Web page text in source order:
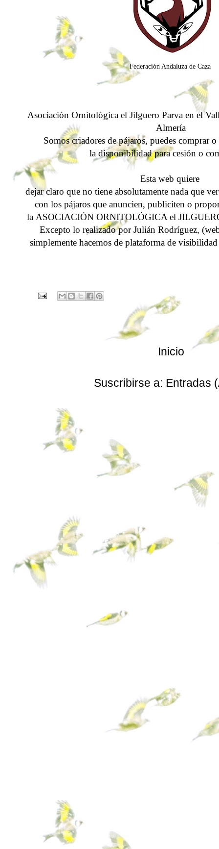
Federación Andaluza de Caza
Asociación Ornitológica el Jilguero Parva en el
Almería
Somos criadores de pájaros, puedes comprar
ladisponibilidad para cesión o
Esta web quiere
dejar claro que no tiene absolutamente nada que
con los pájaros que anuncien, publiciten o
la ASOCIACIÓN ORNITOLÓGICA el
Excepto lo realizado porJulián Rodríguez,
simplemente hacemos de plataforma de
Inicio
Suscribirse a: Entradas